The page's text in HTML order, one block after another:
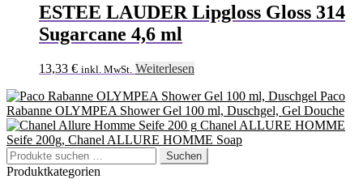
ESTEE LAUDER Lipgloss Gloss 314
Sugarcane 4,6 ml
13,33 € inkl. MwSt. Weiterlesen
Paco
Rabanne OLYMPEA Shower Gel 100 ml, Duschgel, Gel Douche
Chanel ALLURE HOMME
Seife 200g, Chanel ALLURE HOMME Soap
Suchen
nach:
Suchen
Produktkategorien